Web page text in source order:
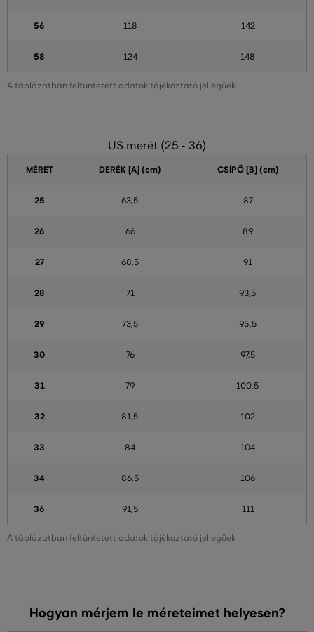
A táblázatban feltüntetett adatok tájékoztató jellegűek
56 118 142
58 124 148
US merét (25 - 36)
A táblázatban feltüntetett adatok tájékoztató jellegűek
MÉRET DERÉK [A] (cm) CSÍPŐ [B] (cm)
25 63,5 87
26 66 89
27 68,5 91
28 71 93,5
29 73,5 95,5
30 76 97,5
31 79 100,5
32 81,5 102
33 84 104
34 86,5 106
36 91,5 111
Hogyan mérjem le méreteimet helyesen?